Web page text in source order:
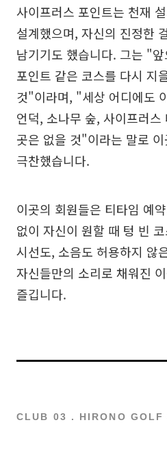
사이프러스 포인트는 천재
설계했으며, 자신의 진정한
남기기도 했습니다. 그는 "
포인트 같은 코스를 다시 지
것"이라며, "세상 어디에도
언덕, 소나무 숲, 사이프러스
곳은 없을 것"이라는 말로
극찬했습니다.
이곳의 회원들은 티타임 예
없이 자신이 원할 때 텅 빈
시선도, 소음도 허용하지 않
자신들만의 소리로 채워진
즐깁니다.
CLUB 03 . HIRONO GOLF